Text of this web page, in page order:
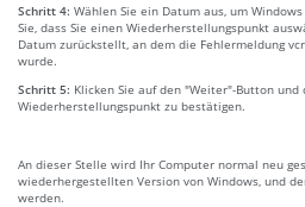
Schritt 4: Wählen Sie ein Datum aus, um
Sie, dass Sie einen Wiederherstellungspunkt
Datum zurückstellt, an dem die Fehlermeldung
wurde.
Schritt 5: Klicken Sie auf den "Weiter"-Button
Wiederherstellungspunkt zu bestätigen.
An dieser Stelle wird Ihr Computer normal neu
wiederhergestellten Version von Windows, und
werden.